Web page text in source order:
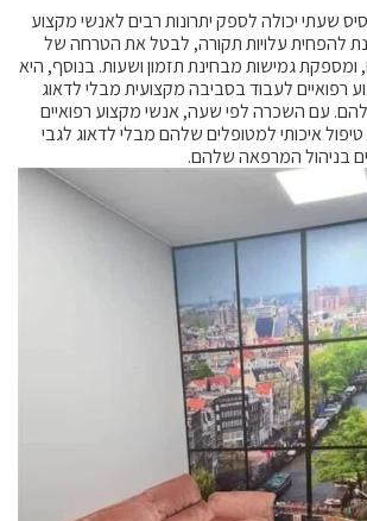
שעתי יכולה לספק יתרונות רבים לאנשי מקצוע
להפחית עלויות תקורה, לבטל את הטרחה של
ומספקת גמישות מבחינת תזמון ושעות. בנוסף, היא
לעבוד בסביבה מקצועית מבלי לדאוג
עם השכרה לפי שעה, אנשי מקצוע רפואיים
איכותי למטופלים שלהם מבלי לדאוג לגבי
בניהול המרפאה שלהם.